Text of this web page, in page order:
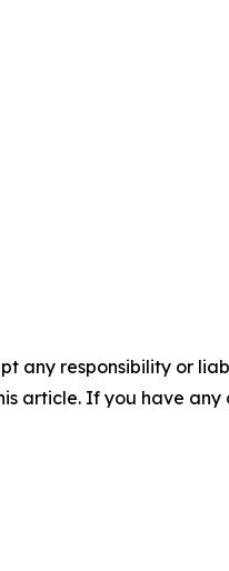
any responsibility or
article. If you have any